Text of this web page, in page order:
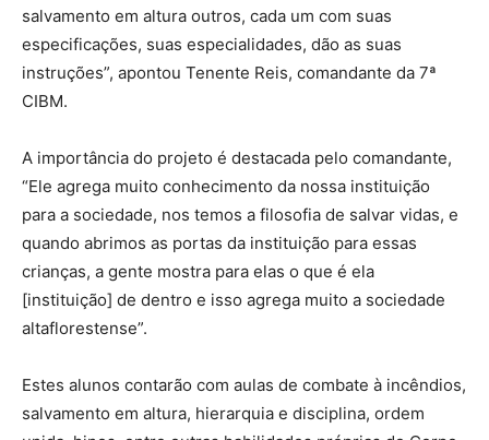
salvamento em altura outros, cada um com suas
especificações, suas especialidades, dão as suas
instruções”, apontou Tenente Reis, comandante da 7ª
CIBM.
A importância do projeto é destacada pelo comandante,
“Ele agrega muito conhecimento da nossa instituição
para a sociedade, nos temos a filosofia de salvar vidas, e
quando abrimos as portas da instituição para essas
crianças, a gente mostra para elas o que é ela
[instituição] de dentro e isso agrega muito a sociedade
altaflorestense”.
Estes alunos contarão com aulas de combate à incêndios,
salvamento em altura, hierarquia e disciplina, ordem